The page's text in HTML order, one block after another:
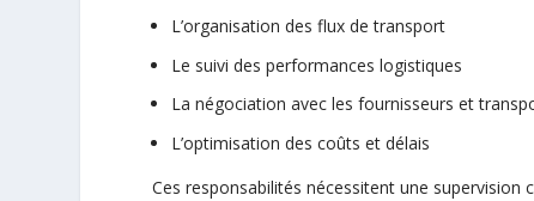
L’organisation des flux de transport
Le suivi des performances logistiques
La négociation avec les fournisseurs et
L’optimisation des coûts et délais
Ces responsabilités nécessitent une